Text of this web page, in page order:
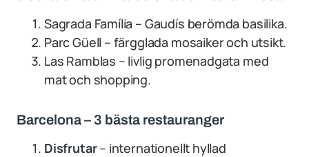
Sagrada Família – Gaudís berömda basilika.
Parc Güell – färgglada mosaiker och utsikt.
Las Ramblas – livlig promenadgata med
mat och shopping.
Barcelona – 3 bästa restauranger
Disfrutar– internationellt hyllad